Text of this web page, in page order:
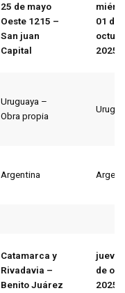
25 de mayo
Oeste 1215 –
San juan
Capital
01 de
2025
Uruguaya –
Obra propia
Argentina
Catamarca y
Rivadavia –
Benito Juárez
de
2025